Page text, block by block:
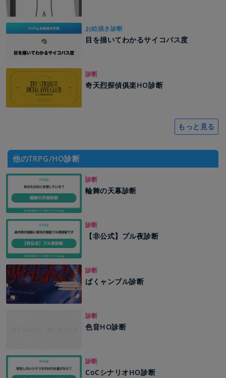
お絵描き診断
目を描いてわかるサイコパス度
診断
奇天烈探偵俱楽HO診断
もっと見る
他のTRPG/HO診断
診断
輪舞の天幕診断
診断
【非公式】プル夜診断
診断
ばくャンブル診断
診断
色音HO診断
診断
CoCシナリオHO診断